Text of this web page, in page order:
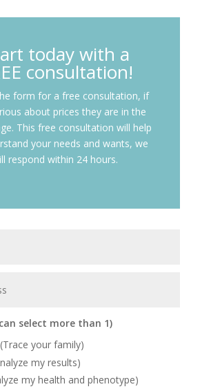
today with a
consultation!
form for a free consultation, if
about prices they are in the
This free consultation will help
your needs and wants, we
respond within 24 hours.
select more than 1)
your family)
my results)
my health and phenotype)